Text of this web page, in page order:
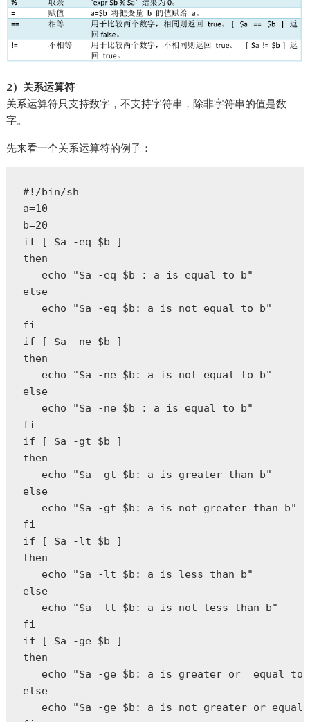
2）关系运算符
关系运算符只支持数字，不支持字符串，除非字符串的值是数
字。
先来看一个关系运算符的例子：
#!/bin/sh
a=10
b=20
if [ $a -eq $b ]
then
   echo "$a -eq $b : a is equal to b"
else
   echo "$a -eq $b: a is not equal to b"
fi
if [ $a -ne $b ]
then
   echo "$a -ne $b: a is not equal to b"
else
   echo "$a -ne $b : a is equal to b"
fi
if [ $a -gt $b ]
then
   echo "$a -gt $b: a is greater than b"
else
   echo "$a -gt $b: a is not greater than b"
fi
if [ $a -lt $b ]
then
   echo "$a -lt $b: a is less than b"
else
   echo "$a -lt $b: a is not less than b"
fi
if [ $a -ge $b ]
then
echo "$a -ge $b: a is greater or  equal
else
echo "$a -ge $b: a is not greater or